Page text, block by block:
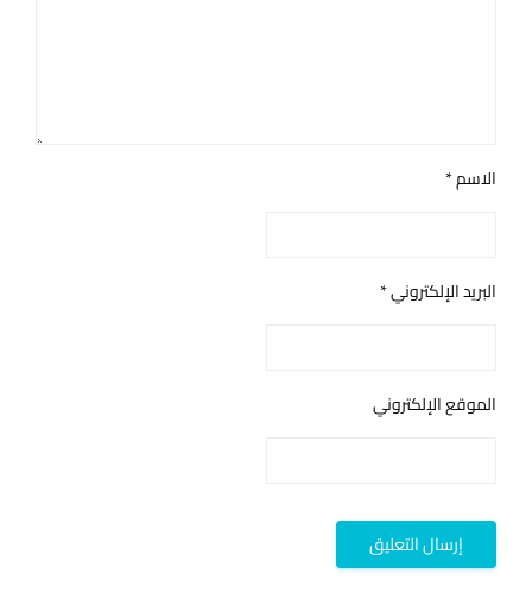
الاسم*
البريد الإلكتروني*
الموقع الإلكتروني